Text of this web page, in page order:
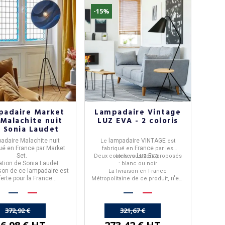
Market
nuit
Sonia Laudet
Malachite nuit
en France par Market
Set
deSonia Laudet
de ce lampadaire est
pour la France
372,92 €
-15%
Lampadaire Vintage
LUZ EVA - 2 coloris
Le lampadaire VINTAGE est
fabriqué en France par les
ateliersLuz Eva.
Deux coloris vous sont proposés
: blanc ou noir
La livraison en France
Métropolitaine de ce produit, n'est
321,67 €